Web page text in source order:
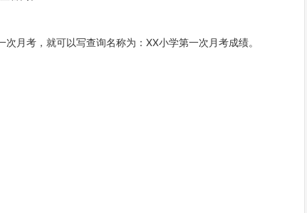
月考，就可以写查询名称为：XX小学第一次月考成绩。